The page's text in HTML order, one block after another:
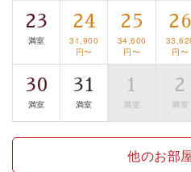
23
満室
24
31,900
円〜
25
34,600
円〜
26
円〜
30
満室
31
満室
1
満室
2
満室
他のお部